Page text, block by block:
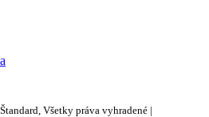
Všetky práva vyhradené |